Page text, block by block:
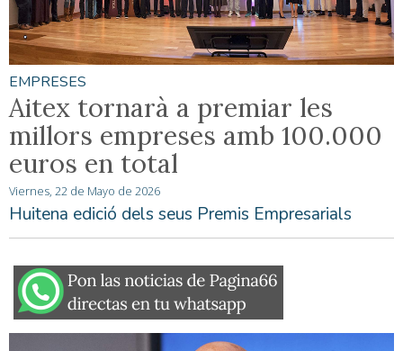
EMPRESES
Aitex tornarà a premiar les
millors empreses amb 100.000
euros en total
Viernes, 22 de Mayo de 2026
Huitena edició dels seus Premis Empresarials